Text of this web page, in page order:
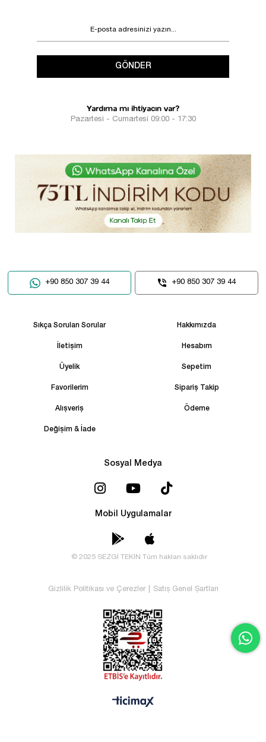
GÖNDER
Yardıma mı ihtiyacın var?
Pazartesi - Cumartesi 09:00 - 17:30
+90 850 307 39 44 +90 850 307 39 44
Sıkça Sorulan Sorular Hakkımızda
İletişim Hesabım
Üyelik Sepetim
Favorilerim Sipariş Takip
Alışveriş Ödeme
Değişim & İade
Sosyal Medya
Mobil Uygulamalar
© 2025 SEZGİ TEKİN Tüm hakları saklıdır
Gizlilik Politikası ve Çerezler Satış Genel Şartları